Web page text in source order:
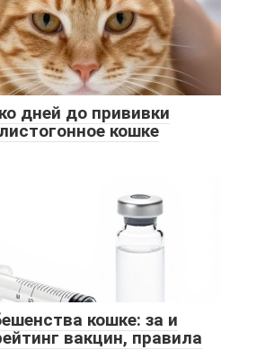
дней до прививки
кошке
кошке: за и
вакцин, правила